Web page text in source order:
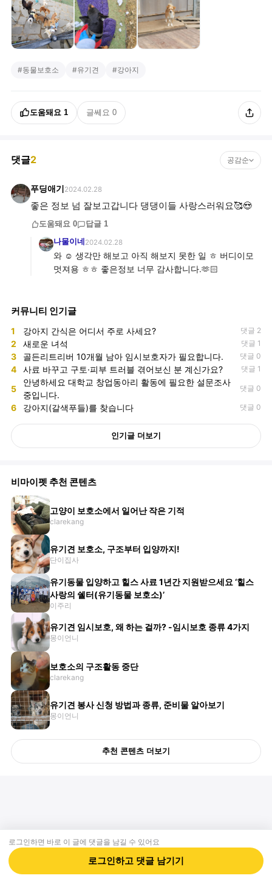
#동물보호소 #유기견 #강아지
도움돼요 1 글쎄요 0
댓글2 공감순
푸딩애기 2024.02.28
좋은 정보 넘 잘보고갑니다 댕댕이들 사랑스러워요🥰😍
도움돼요 0 답글 1
나물이네 2024.02.28
와 ☺ 생각만 해보고 아직 해보지 못한 일 ㅎ 버디이모
멋져용 ㅎㅎ 좋은정보 너무 감사합니다.🫶🏻
커뮤니티 인기글
1 강아지 간식은 어디서 주로 사세요? 댓글 2
2 새로운 녀석 댓글 1
3 골든리트리버 10개월 남아 임시보호자가 필요합니다. 댓글 0
4 사료 바꾸고 구토·피부 트러블 겪어보신 분 계신가요? 댓글 1
5
안녕하세요 대학교 창업동아리 활동에 필요한 설문조사
중입니다.
댓글 0
6 강아지(갈색푸들)를 찾습니다 댓글 0
인기글 더보기
비마이펫 추천 콘텐츠
고양이 보호소에서 일어난 작은 기적
clarekang
유기견 보호소, 구조부터 입양까지!
단이집사
유기동물 입양하고 힐스 사료 1년간 지원받으세요 ‘힐스
사랑의 쉘터(유기동물 보호소)’
이주리
유기견 임시보호, 왜 하는 걸까? -임시보호 종류 4가지
몽이언니
보호소의 구조활동 중단
clarekang
유기견 봉사 신청 방법과 종류, 준비물 알아보기
몽이언니
추천 콘텐츠 더보기
로그인하면 바로 이 글에 댓글을 남길 수 있어요
로그인하고 댓글 남기기